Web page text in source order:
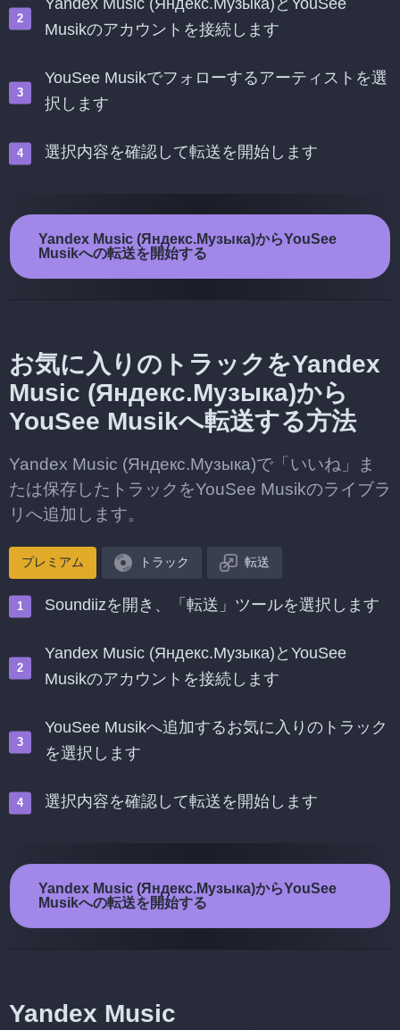
Yandex Music (Яндекс.Музыка)とYouSee
Musikのアカウントを接続します
YouSee Musikでフォローするアーティストを選
択します
選択内容を確認して転送を開始します
Yandex Music (Яндекс.Музыка)からYouSee
Musikへの転送を開始する
お気に入りのトラックをYandex
Music (Яндекс.Музыка)から
YouSee Musikへ転送する方法
Yandex Music (Яндекс.Музыка)で「いいね」ま
たは保存したトラックをYouSee Musikのライブラ
リへ追加します。
プレミアム トラック 転送
Soundiizを開き、「転送」ツールを選択します
Yandex Music (Яндекс.Музыка)とYouSee
Musikのアカウントを接続します
YouSee Musikへ追加するお気に入りのトラック
を選択します
選択内容を確認して転送を開始します
Yandex Music (Яндекс.Музыка)からYouSee
Musikへの転送を開始する
Yandex Music